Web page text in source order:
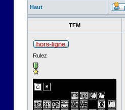
Haut
TFM
Rulez